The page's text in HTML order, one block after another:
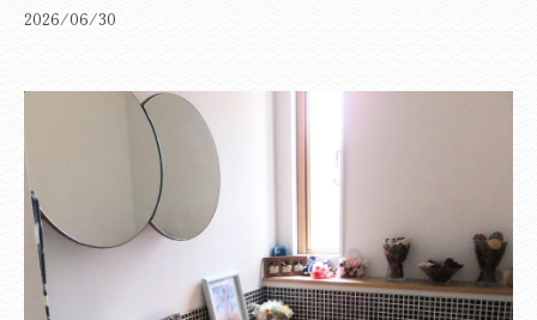
2026/06/30